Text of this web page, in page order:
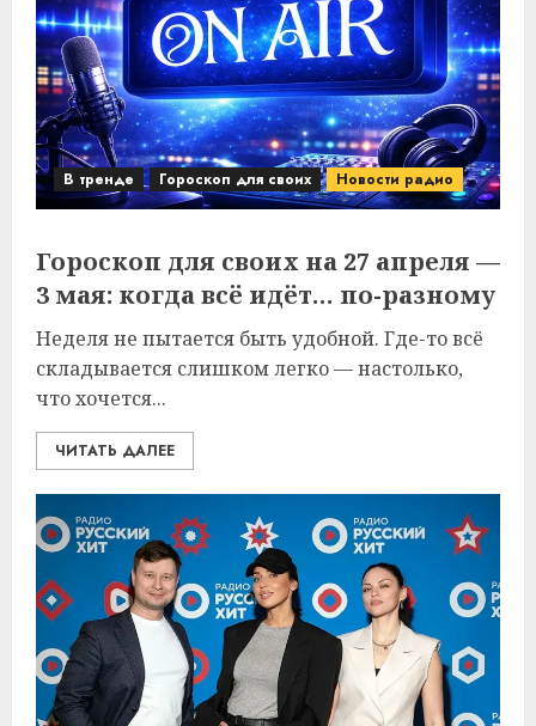
В тренде Гороскоп для своих Новости радио
Гороскоп для своих на 27 апреля —
3 мая: когда всё идёт… по-разному
Неделя не пытается быть удобной. Где-то всё
складывается слишком легко — настолько,
что хочется...
ЧИТАТЬ ДАЛЕЕ